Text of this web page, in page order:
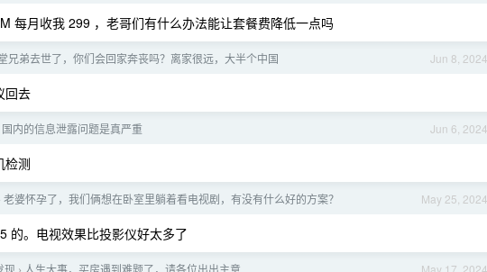
每月收我 299 ，老哥们有什么办法能让套餐费降低一点吗
Jun 8, 2024
兄弟去世了，你们会回家奔丧吗？离家很远，大半个中国
回去
Jun 6, 2024
国内的信息泄露问题是真严重
检测
May 25, 2024
老婆怀孕了，我们俩想在卧室里躺着看电视剧，有没有什么好的方案？
的。电视效果比投影仪好太多了
May 17, 2024
现 人生大事，买房遇到难题了，请各位出出主意